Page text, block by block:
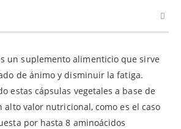
un suplemento alimenticio que sirve
de ánimo y disminuir la fatiga.
estas cápsulas vegetales a base de
alto valor nutricional, como es el caso
por hasta 8 aminoácidos